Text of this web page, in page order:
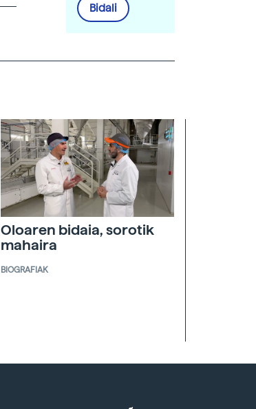
Bidali
Oloaren bidaia, sorotik
mahaira
BIOGRAFIAK